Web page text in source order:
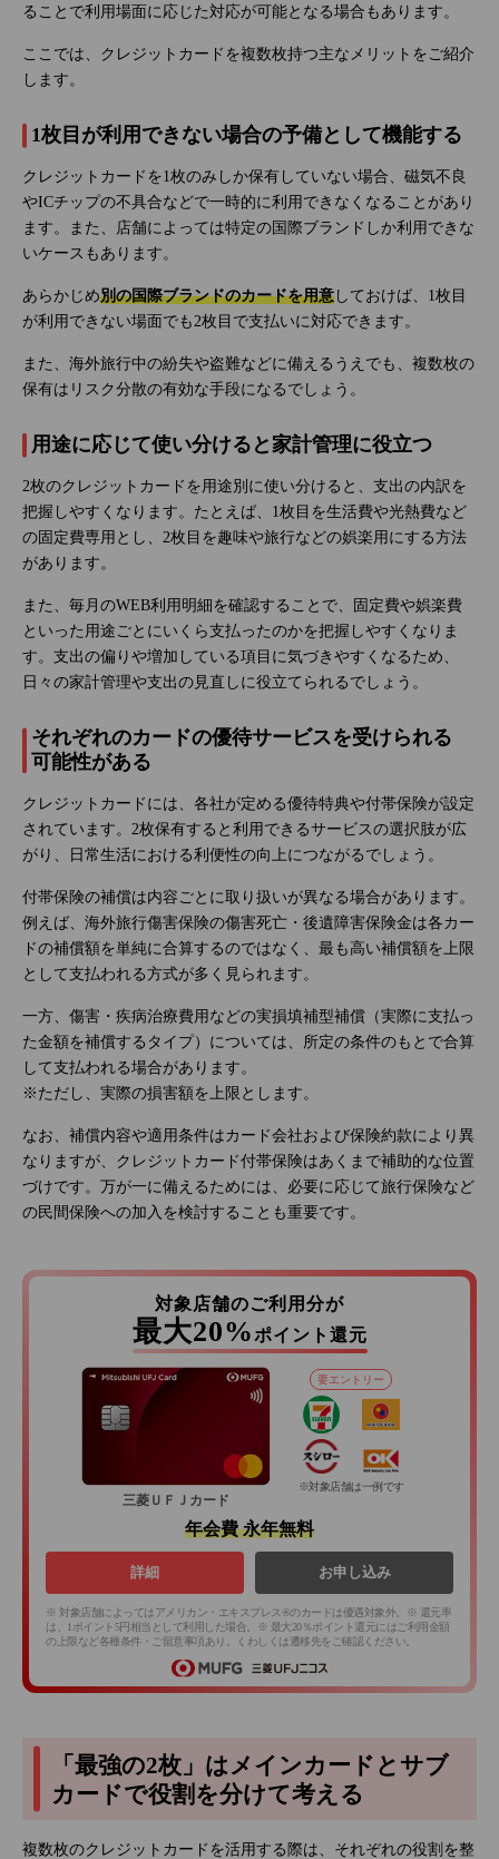
ることで利用場面に応じた対応が可能となる場合もあります。
ここでは、クレジットカードを複数枚持つ主なメリットをご紹介
します。
1枚目が利用できない場合の予備として機能する
クレジットカードを1枚のみしか保有していない場合、磁気不良
やICチップの不具合などで一時的に利用できなくなることがあり
ます。また、店舗によっては特定の国際ブランドしか利用できな
いケースもあります。
あらかじめ別の国際ブランドのカードを用意 しておけば、1枚目
が利用できない場面でも2枚目で支払いに対応できます。
また、海外旅行中の紛失や盗難などに備えるうえでも、複数枚の
保有はリスク分散の有効な手段になるでしょう。
用途に応じて使い分けると家計管理に役立つ
2枚のクレジットカードを用途別に使い分けると、支出の内訳を
把握しやすくなります。たとえば、1枚目を生活費や光熱費など
の固定費専用とし、2枚目を趣味や旅行などの娯楽用にする方法
があります。
また、毎月のWEB利用明細を確認することで、固定費や娯楽費
といった用途ごとにいくら支払ったのかを把握しやすくなりま
す。支出の偏りや増加している項目に気づきやすくなるため、
日々の家計管理や支出の見直しに役立てられるでしょう。
それぞれのカードの優待サービスを受けられる
可能性がある
クレジットカードには、各社が定める優待特典や付帯保険が設定
されています。2枚保有すると利用できるサービスの選択肢が広
がり、日常生活における利便性の向上につながるでしょう。
付帯保険の補償は内容ごとに取り扱いが異なる場合があります。
例えば、海外旅行傷害保険の傷害死亡・後遺障害保険金は各カー
ドの補償額を単純に合算するのではなく、最も高い補償額を上限
として支払われる方式が多く見られます。
一方、傷害・疾病治療費用などの実損填補型補償（実際に支払っ
た金額を補償するタイプ）については、所定の条件のもとで合算
して支払われる場合があります。
※ただし、実際の損害額を上限とします。
なお、補償内容や適用条件はカード会社および保険約款により異
なりますが、クレジットカード付帯保険はあくまで補助的な位置
づけです。万が一に備えるためには、必要に応じて旅行保険など
の民間保険への加入を検討することも重要です。
対象店舗のご利用分が
最大20% ポイント還元
三菱ＵＦＪカード
要エントリー
※対象店舗は一例です
年会費 永年無料
詳細 お申し込み
※ 対象店舗によってはアメリカン・エキスプレス®のカードは優遇対象外。※ 還元率
は、1ポイント5円相当として利用した場合。※ 最大20％ポイント還元にはご利用金額
の上限など各種条件・ご留意事項あり。くわしくは遷移先をご確認ください。
「最強の2枚」はメインカードとサブ
カードで役割を分けて考える
複数枚のクレジットカードを活用する際は、それぞれの役割を整